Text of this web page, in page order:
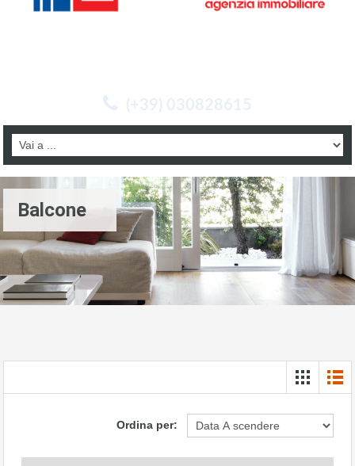
(+39) 030828615
Balcone
Ordina per: